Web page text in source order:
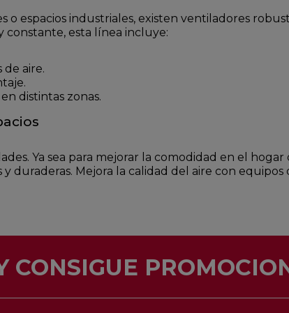
o espacios industriales, existen ventiladores
constante, esta línea incluye:
aire.
distintas zonas.
Ya sea para mejorar la comodidad en el
duraderas. Mejora la calidad del aire con
CONSIGUE